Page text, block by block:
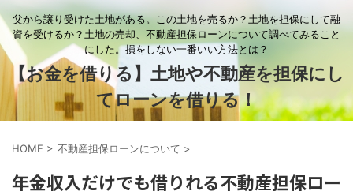
父から譲り受けた土地がある。この土地を売るか？土地を担保にして融
資を受けるか？土地の売却、不動産担保ローンについて調べてみること
にした。損をしない一番いい方法とは？
【お金を借りる】土地や不動産を担保にし
てローンを借りる！
HOME > 不動産担保ローンについて >
年金収入だけでも借りれる不動産担保ロー